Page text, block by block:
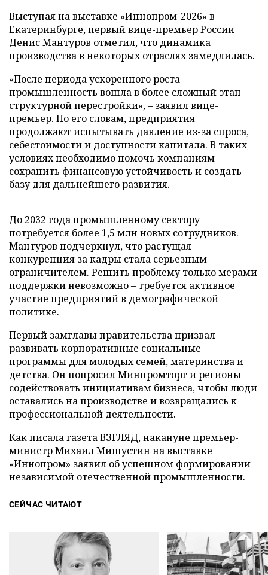
Выступая на выставке «Иннопром-2026» в
Екатеринбурге, первый вице-премьер России
Денис Мантуров отметил, что динамика
производства в некоторых отраслях замедлилась.
«После периода ускоренного роста
промышленность вошла в более сложный этап
структурной перестройки», – заявил вице-
премьер. По его словам, предприятия
продолжают испытывать давление из-за спроса,
себестоимости и доступности капитала. В таких
условиях необходимо помочь компаниям
сохранить финансовую устойчивость и создать
базу для дальнейшего развития.
До 2032 года промышленному сектору
потребуется более 1,5 млн новых сотрудников.
Мантуров подчеркнул, что растущая
конкуренция за кадры стала серьезным
ограничителем. Решить проблему только мерами
поддержки невозможно – требуется активное
участие предприятий в демографической
политике.
Первый замглавы правительства призвал
развивать корпоративные социальные
программы для молодых семей, материнства и
детства. Он попросил Минпромторг и регионы
содействовать инициативам бизнеса, чтобы люди
оставались на производстве и возвращались к
профессиональной деятельности.
Как писала газета ВЗГЛЯД, накануне премьер-
министр Михаил Мишустин на выставке
«Иннопром» заявил об успешном формировании
независимой отечественной промышленности.
СЕЙЧАС ЧИТАЮТ